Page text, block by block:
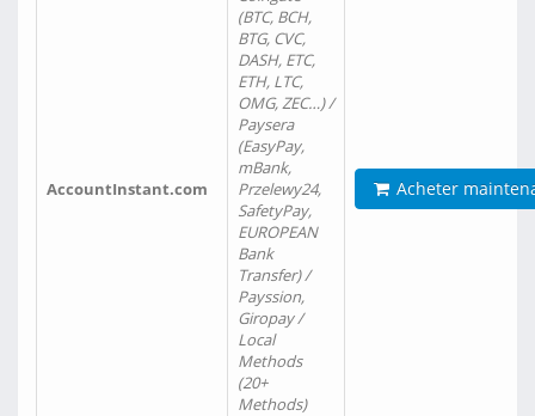
AccountInstant.com
(BTC, BCH,
BTG, CVC,
DASH, ETC,
ETH, LTC,
OMG, ZEC…) /
Paysera
(EasyPay,
mBank,
Przelewy24,
SafetyPay,
EUROPEAN
Bank
Transfer) /
Payssion,
Giropay /
Local
Methods
(20+
Methods)
Acheter